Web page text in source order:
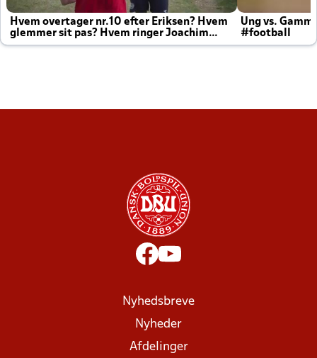
Hvem overtager nr.10 efter Eriksen? Hvem
glemmer sit pas? Hvem ringer Joachim
altid til efter kampe?
Ung vs.
#football
Nyhedsbreve
Nyheder
Afdelinger